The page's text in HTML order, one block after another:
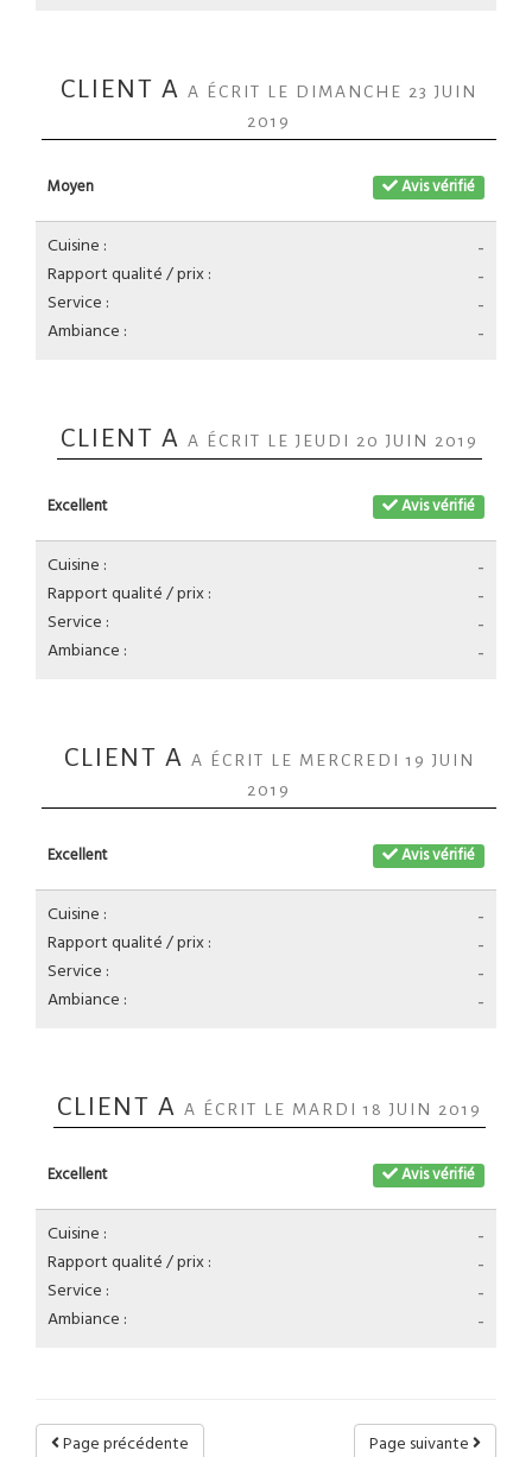
CLIENT A A ÉCRIT LE DIMANCHE 23 JUIN
2019
Avis vérifié
Moyen
-
Cuisine :
-
Rapport qualité / prix :
-
Service :
-
Ambiance :
CLIENT A A ÉCRIT LE JEUDI 20 JUIN 2019
Avis vérifié
Excellent
-
Cuisine :
-
Rapport qualité / prix :
-
Service :
-
Ambiance :
CLIENT A A ÉCRIT LE MERCREDI 19 JUIN
2019
Avis vérifié
Excellent
-
Cuisine :
-
Rapport qualité / prix :
-
Service :
-
Ambiance :
CLIENT A A ÉCRIT LE MARDI 18 JUIN 2019
Avis vérifié
Excellent
-
Cuisine :
-
Rapport qualité / prix :
-
Service :
-
Ambiance :
Page suivante
Page précédente